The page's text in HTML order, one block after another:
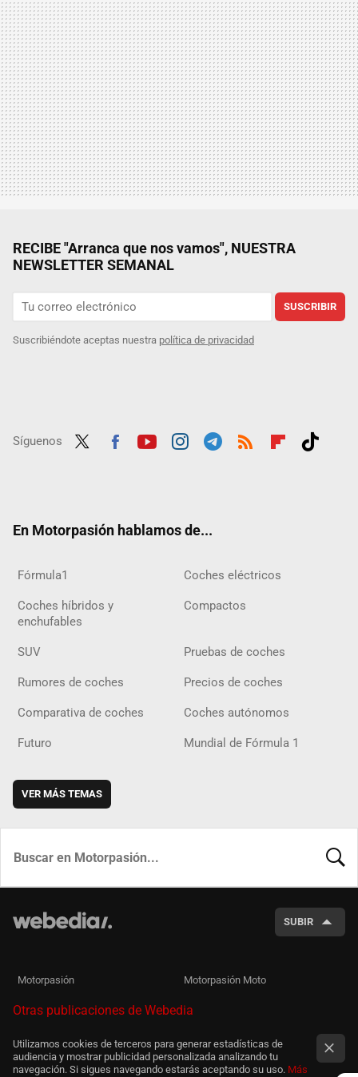
RECIBE "Arranca que nos vamos", NUESTRA
NEWSLETTER SEMANAL
SUSCRIBIR
Suscribiéndote aceptas nuestra política de privacidad
Síguenos
En Motorpasión hablamos de...
Fórmula1 Coches eléctricos
Coches híbridos y
enchufables
Compactos
SUV Pruebas de coches
Rumores de coches Precios de coches
Comparativa de coches Coches autónomos
Futuro Mundial de Fórmula 1
VER MÁS TEMAS
SUBIR
Motorpasión Motorpasión Moto
Otras publicaciones de Webedia
Utilizamos cookies de terceros para generar estadísticas de
audiencia y mostrar publicidad personalizada analizando tu
navegación. Si sigues navegando estarás aceptando su uso. Más